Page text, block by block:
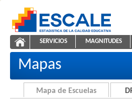
ESCALE - Unidad de
Carta educativa de DRE y UGEL
NAVEGACIÓN
SERVICIOS MAGNITUDES
Mapas
Mapa de Escuelas